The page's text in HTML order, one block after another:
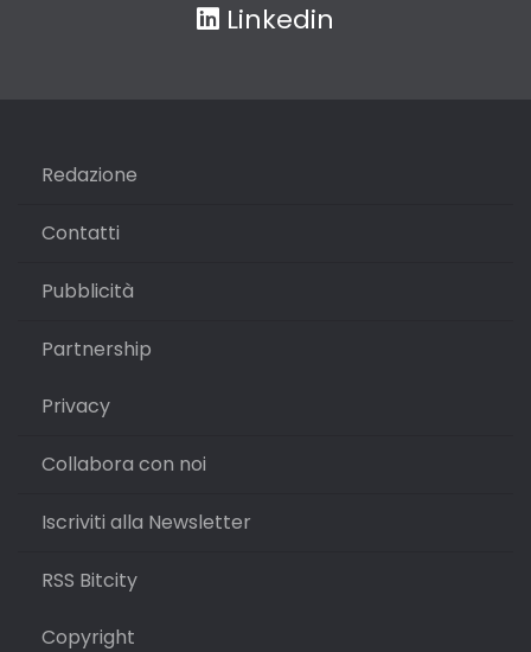
Linkedin
Redazione
Contatti
Pubblicità
Partnership
Privacy
Collabora con noi
Iscriviti alla Newsletter
RSS Bitcity
Copyright